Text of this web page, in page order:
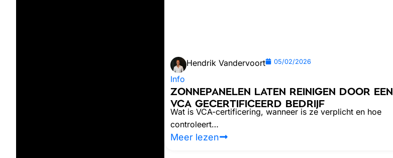
Hendrik Vandervoort 05/02/2026
Info
ZONNEPANELEN LATEN REINIGEN DOOR EEN
VCA GECERTIFICEERD BEDRIJF
Wat is VCA-certificering, wanneer is ze verplicht en hoe
controleert…
Meer lezen